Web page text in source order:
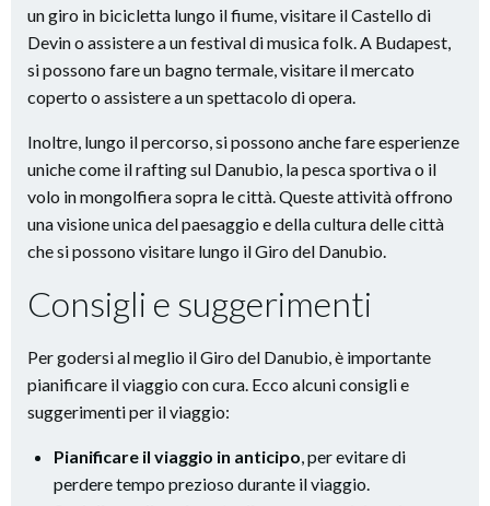
un giro in bicicletta lungo il fiume, visitare il Castello di
Devin o assistere a un festival di musica folk. A Budapest,
si possono fare un bagno termale, visitare il mercato
coperto o assistere a un spettacolo di opera.
Inoltre, lungo il percorso, si possono anche fare esperienze
uniche come il rafting sul Danubio, la pesca sportiva o il
volo in mongolfiera sopra le città. Queste attività offrono
una visione unica del paesaggio e della cultura delle città
che si possono visitare lungo il Giro del Danubio.
Consigli e suggerimenti
Per godersi al meglio il Giro del Danubio, è importante
pianificare il viaggio con cura. Ecco alcuni consigli e
suggerimenti per il viaggio:
Pianificare il viaggio in anticipo, per evitare di
perdere tempo prezioso durante il viaggio.